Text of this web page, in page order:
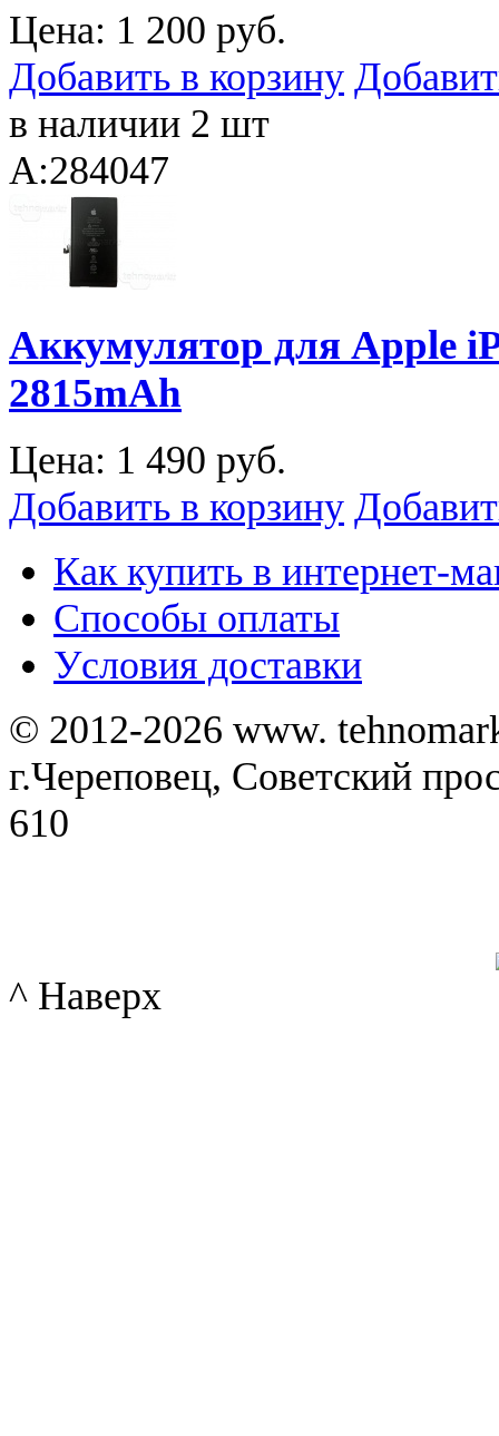
Цена: 1 200 руб.
Добавить в корзину
в наличии 2 шт
A:284047
Аккумулятор для Apple
2815mAh
Цена: 1 490 руб.
Добавить в корзину
Как купить в интернет-
Способы оплаты
Уcловия доставки
© 2012-2026 www.
г.Череповец, Советский
610
^ Наверх